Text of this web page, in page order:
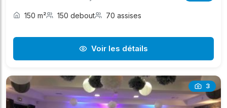
150 m² 150 debout 70 assises
Voir les détails
3